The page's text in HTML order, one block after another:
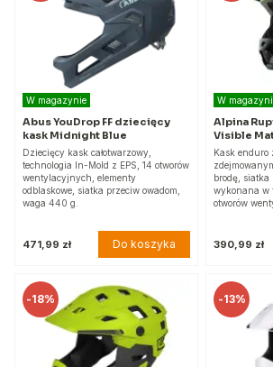
W magazynie
Abus YouDrop FF dziecięcy
kask Midnight Blue
Dziecięcy kask całotwarzowy,
technologia In-Mold z EPS, 14 otworów
wentylacyjnych, elementy
odblaskowe, siatka przeciw owadom,
waga 440 g.
471,99 zł Do koszyka
W
Alpina
Visible
Kask enduro
brodę, siatka
wykonana w
otworów
390,99 zł
-18% -13%